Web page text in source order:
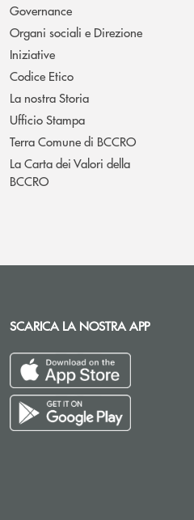
Governance
Organi sociali e Direzione
Iniziative
Codice Etico
La nostra Storia
Ufficio Stampa
Terra Comune di BCCRO
La Carta dei Valori della
BCCRO
finestra
SCARICA LA NOSTRA APP